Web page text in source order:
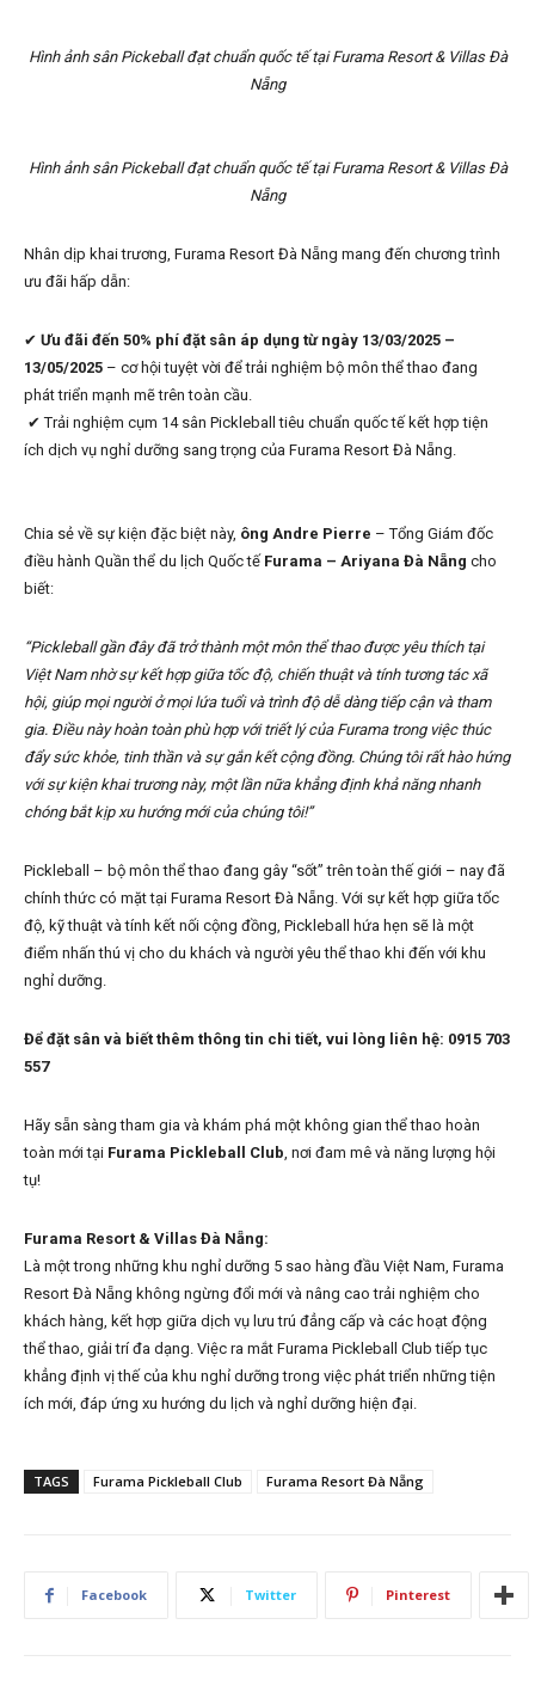
Hình ảnh sân Pickeball đạt chuẩn quốc tế tại Furama Resort & Villas Đà
Nẵng
Hình ảnh sân Pickeball đạt chuẩn quốc tế tại Furama Resort & Villas Đà
Nẵng
Nhân dịp khai trương, Furama Resort Đà Nẵng mang đến chương trình
ưu đãi hấp dẫn:
✔ Ưu đãi đến 50% phí đặt sân áp dụng từ ngày 13/03/2025 –
13/05/2025 – cơ hội tuyệt vời để trải nghiệm bộ môn thể thao đang
phát triển mạnh mẽ trên toàn cầu.
✔ Trải nghiệm cụm 14 sân Pickleball tiêu chuẩn quốc tế kết hợp tiện
ích dịch vụ nghỉ dưỡng sang trọng của Furama Resort Đà Nẵng.
Chia sẻ về sự kiện đặc biệt này, ông Andre Pierre – Tổng Giám đốc
điều hành Quần thể du lịch Quốc tế Furama – Ariyana Đà Nẵng cho
biết:
“Pickleball gần đây đã trở thành một môn thể thao được yêu thích tại
Việt Nam nhờ sự kết hợp giữa tốc độ, chiến thuật và tính tương tác xã
hội, giúp mọi người ở mọi lứa tuổi và trình độ dễ dàng tiếp cận và tham
gia. Điều này hoàn toàn phù hợp với triết lý của Furama trong việc thúc
đẩy sức khỏe, tinh thần và sự gắn kết cộng đồng. Chúng tôi rất hào hứng
với sự kiện khai trương này, một lần nữa khẳng định khả năng nhanh
chóng bắt kịp xu hướng mới của chúng tôi!”
Pickleball – bộ môn thể thao đang gây “sốt” trên toàn thế giới – nay đã
chính thức có mặt tại Furama Resort Đà Nẵng. Với sự kết hợp giữa tốc
độ, kỹ thuật và tính kết nối cộng đồng, Pickleball hứa hẹn sẽ là một
điểm nhấn thú vị cho du khách và người yêu thể thao khi đến với khu
nghỉ dưỡng.
Để đặt sân và biết thêm thông tin chi tiết, vui lòng liên hệ: 0915 703
557
Hãy sẵn sàng tham gia và khám phá một không gian thể thao hoàn
toàn mới tại Furama Pickleball Club, nơi đam mê và năng lượng hội
tụ!
Furama Resort & Villas Đà Nẵng:
Là một trong những khu nghỉ dưỡng 5 sao hàng đầu Việt Nam, Furama
Resort Đà Nẵng không ngừng đổi mới và nâng cao trải nghiệm cho
khách hàng, kết hợp giữa dịch vụ lưu trú đẳng cấp và các hoạt động
thể thao, giải trí đa dạng. Việc ra mắt Furama Pickleball Club tiếp tục
khẳng định vị thế của khu nghỉ dưỡng trong việc phát triển những tiện
ích mới, đáp ứng xu hướng du lịch và nghỉ dưỡng hiện đại.
TAGS Furama Pickleball Club Furama Resort Đà Nẵng
Facebook Twitter Pinterest